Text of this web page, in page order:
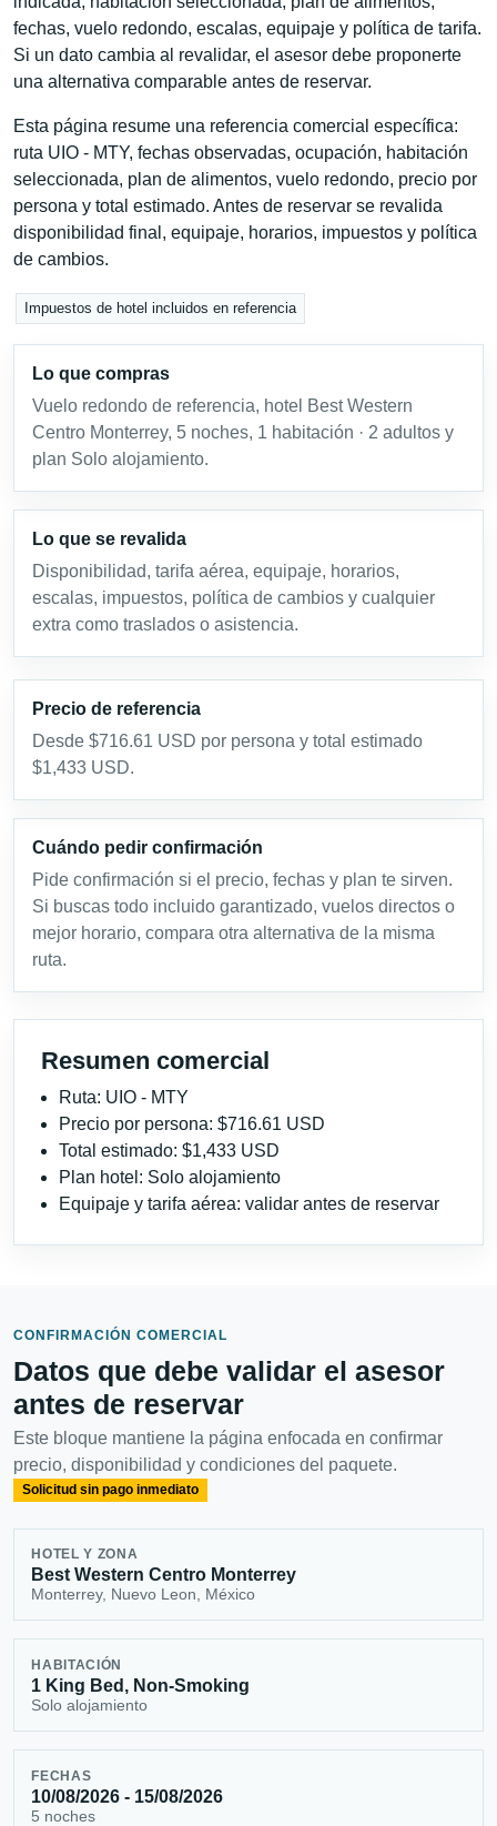
fechas, vuelo redondo, escalas, equipaje y política de tarifa.
Si un dato cambia al revalidar, el asesor debe proponerte
una alternativa comparable antes de reservar.
Esta página resume una referencia comercial específica:
ruta UIO - MTY, fechas observadas, ocupación, habitación
seleccionada, plan de alimentos, vuelo redondo, precio por
persona y total estimado. Antes de reservar se revalida
disponibilidad final, equipaje, horarios, impuestos y política
de cambios.
Impuestos de hotel incluidos en referencia
Lo que compras
Vuelo redondo de referencia, hotel Best Western
Centro Monterrey, 5 noches, 1 habitación · 2 adultos y
plan Solo alojamiento.
Lo que se revalida
Disponibilidad, tarifa aérea, equipaje, horarios,
escalas, impuestos, política de cambios y cualquier
extra como traslados o asistencia.
Precio de referencia
Desde $716.61 USD por persona y total estimado
$1,433 USD.
Cuándo pedir confirmación
Pide confirmación si el precio, fechas y plan te sirven.
Si buscas todo incluido garantizado, vuelos directos o
mejor horario, compara otra alternativa de la misma
ruta.
Resumen comercial
Ruta: UIO - MTY
Precio por persona: $716.61 USD
Total estimado: $1,433 USD
Plan hotel: Solo alojamiento
Equipaje y tarifa aérea: validar antes de reservar
CONFIRMACIÓN COMERCIAL
Datos que debe validar el asesor
antes de reservar
Este bloque mantiene la página enfocada en confirmar
precio, disponibilidad y condiciones del paquete.
Solicitud sin pago inmediato
HOTEL Y ZONA
Best Western Centro Monterrey
Monterrey, Nuevo Leon, México
HABITACIÓN
1 King Bed, Non-Smoking
Solo alojamiento
FECHAS
10/08/2026 - 15/08/2026
5 noches